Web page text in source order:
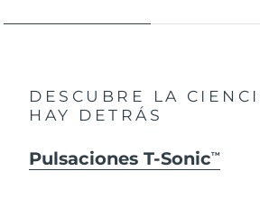
DESCUBRE LA
HAY DETRÁS
Pulsaciones T-SonicTM